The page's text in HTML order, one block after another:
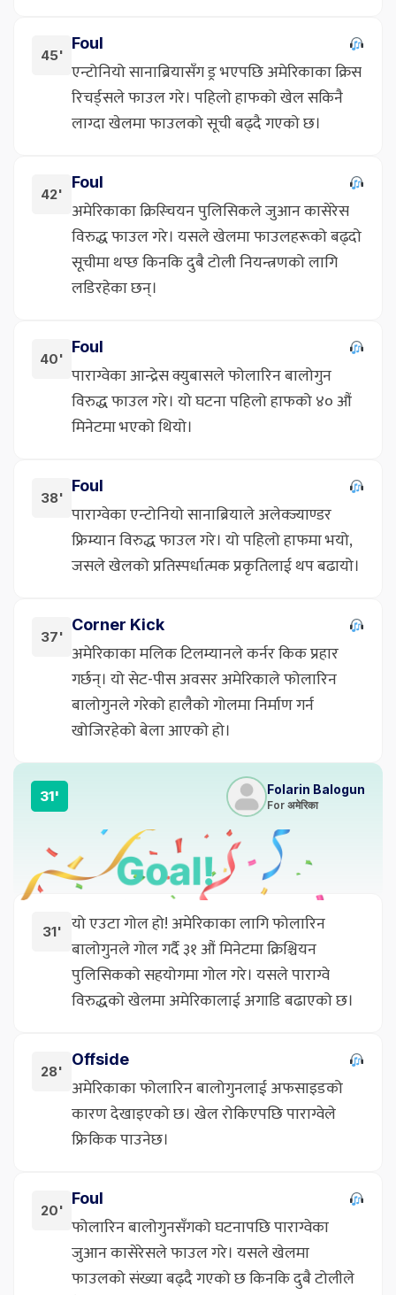
45'
Foul
एन्टोनियो सानाब्रियासँग ड्र भएपछि अमेरिकाका क्रिस
रिचर्ड्सले फाउल गरे। पहिलो हाफको खेल सकिनै
लाग्दा खेलमा फाउलको सूची बढ्दै गएको छ।
42'
Foul
अमेरिकाका क्रिस्चियन पुलिसिकले जुआन कासेरेस
विरुद्ध फाउल गरे। यसले खेलमा फाउलहरूको बढ्दो
सूचीमा थप्छ किनकि दुबै टोली नियन्त्रणको लागि
लडिरहेका छन्।
40'
Foul
पाराग्वेका आन्द्रेस क्युबासले फोलारिन बालोगुन
विरुद्ध फाउल गरे। यो घटना पहिलो हाफको ४० औं
मिनेटमा भएको थियो।
38'
Foul
पाराग्वेका एन्टोनियो सानाब्रियाले अलेक्ज्याण्डर
फ्रिम्यान विरुद्ध फाउल गरे। यो पहिलो हाफमा भयो,
जसले खेलको प्रतिस्पर्धात्मक प्रकृतिलाई थप बढायो।
37'
Corner Kick
अमेरिकाका मलिक टिलम्यानले कर्नर किक प्रहार
गर्छन्। यो सेट-पीस अवसर अमेरिकाले फोलारिन
बालोगुनले गरेको हालैको गोलमा निर्माण गर्न
खोजिरहेको बेला आएको हो।
31' Folarin Balogun
For अमेरिका
31'
यो एउटा गोल हो! अमेरिकाका लागि फोलारिन
बालोगुनले गोल गर्दै ३१ औं मिनेटमा क्रिश्चियन
पुलिसिकको सहयोगमा गोल गरे। यसले पाराग्वे
विरुद्धको खेलमा अमेरिकालाई अगाडि बढाएको छ।
28'
Offside
अमेरिकाका फोलारिन बालोगुनलाई अफसाइडको
कारण देखाइएको छ। खेल रोकिएपछि पाराग्वेले
फ्रिकिक पाउनेछ।
20'
Foul
फोलारिन बालोगुनसँगको घटनापछि पाराग्वेका
जुआन कासेरेसले फाउल गरे। यसले खेलमा
फाउलको संख्या बढ्दै गएको छ किनकि दुबै टोलीले